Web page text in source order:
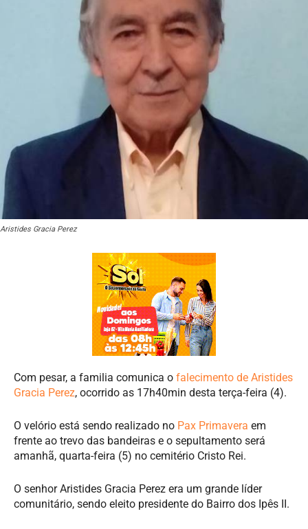
Aristides Gracia Perez
Com pesar, a familia comunica o falecimento de Aristides
Gracia Perez, ocorrido as 17h40min desta terça-feira (4).
O velório está sendo realizado no Pax Primavera em
frente ao trevo das bandeiras e o sepultamento será
amanhã, quarta-feira (5) no cemitério Cristo Rei.
O senhor Aristides Gracia Perez era um grande líder
comunitário, sendo eleito presidente do Bairro dos Ipês II.